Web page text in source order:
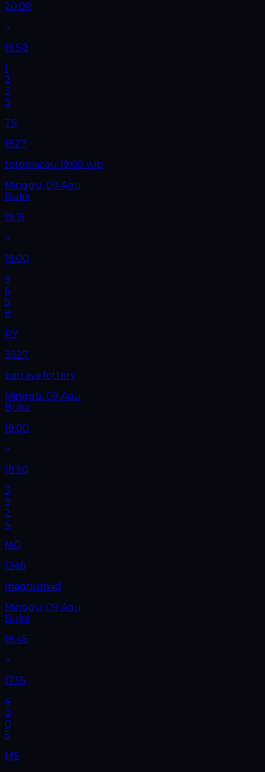
20.00
19.50
1
2
3
3
TS
1827
totomacau 19:00 wib
Minggu, 09 Agu
Buka
19.15
19.00
9
6
5
8
PY
3327
pattaya lottery
Minggu, 09 Agu
Buka
19.00
18.50
3
9
2
4
MG
1346
magnum4d
Minggu, 09 Agu
Buka
18.45
17.55
4
0
0
5
MS